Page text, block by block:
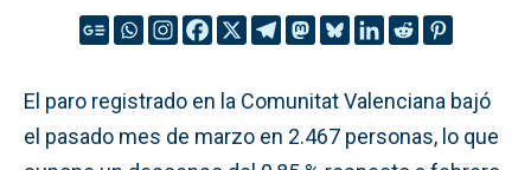
El paro registrado en la Comunitat Valenciana bajó
el pasado mes de marzo en 2.467 personas, lo que